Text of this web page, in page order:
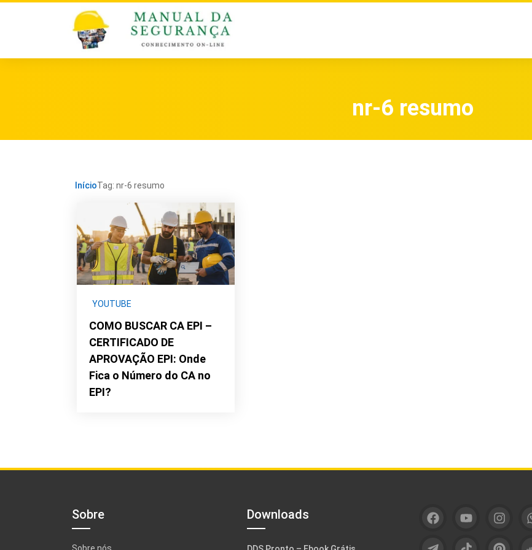
nr-6 resumo
InícioTag: nr-6 resumo
YOUTUBE
COMO BUSCAR CA EPI –
CERTIFICADO DE
APROVAÇÃO EPI: Onde
Fica o Número do CA no
EPI?
Sobre Downloads